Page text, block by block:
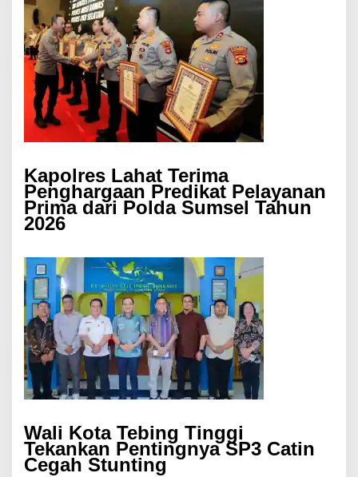
Kapolres Lahat Terima
Penghargaan Predikat Pelayanan
Prima dari Polda Sumsel Tahun
2026
Wali Kota Tebing Tinggi
Tekankan Pentingnya SP3 Catin
Cegah Stunting